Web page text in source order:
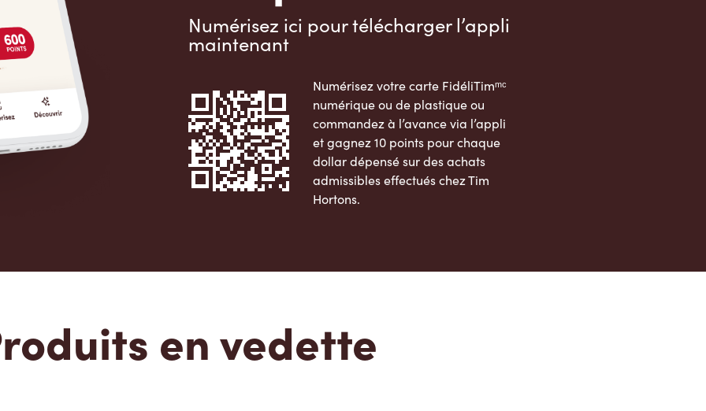
Numérisez ici pour télécharger l’appli
maintenant
Numérisez votre carte FidéliTimᵐᶜ
numérique ou de plastique ou
commandez à l’avance via l’appli
et gagnez 10 points pour chaque
dollar dépensé sur des achats
admissibles effectués chez Tim
Hortons.
en vedette